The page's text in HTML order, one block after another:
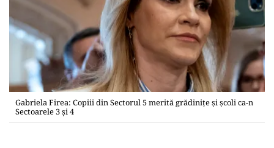
Gabriela Firea: Copiii din Sectorul 5 merită grădinițe și școli ca-n
Sectoarele 3 și 4